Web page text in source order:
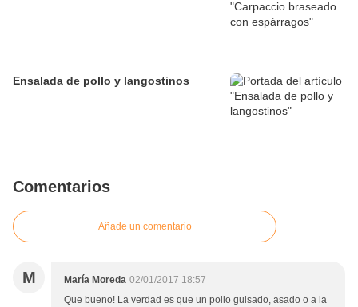
Ensalada de pollo y langostinos
Comentarios
Añade un comentario
M María Moreda 02/01/2017 18:57
Que bueno! La verdad es que un pollo guisado, asado o a la